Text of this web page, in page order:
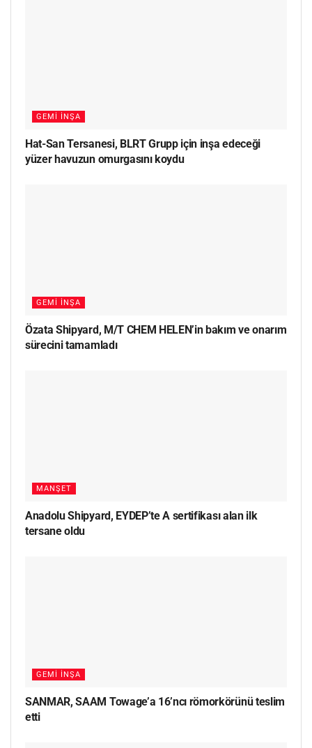
GEMI İNŞA
Hat-San Tersanesi, BLRT Grupp için inşa edeceği
yüzer havuzun omurgasını koydu
GEMI İNŞA
Özata Shipyard, M/T CHEM HELEN’in bakım ve onarım
sürecini tamamladı
MANŞET
Anadolu Shipyard, EYDEP’te A sertifikası alan ilk
tersane oldu
GEMI İNŞA
SANMAR, SAAM Towage’a 16’ncı römorkörünü teslim
etti